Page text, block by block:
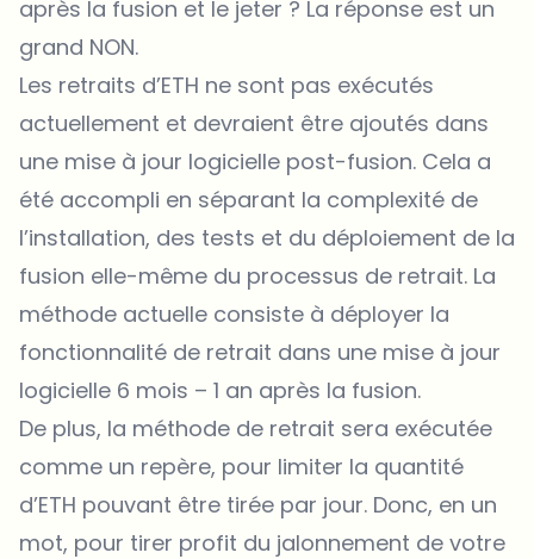
après la fusion et le jeter ? La réponse est un
grand NON.
Les retraits d’ETH ne sont pas exécutés
actuellement et devraient être ajoutés dans
une mise à jour logicielle post-fusion. Cela a
été accompli en séparant la complexité de
l’installation, des tests et du déploiement de la
fusion elle-même du processus de retrait. La
méthode actuelle consiste à déployer la
fonctionnalité de retrait dans une mise à jour
logicielle 6 mois – 1 an après la fusion.
De plus, la méthode de retrait sera exécutée
comme un repère, pour limiter la quantité
d’ETH pouvant être tirée par jour. Donc, en un
mot, pour tirer profit du jalonnement de votre